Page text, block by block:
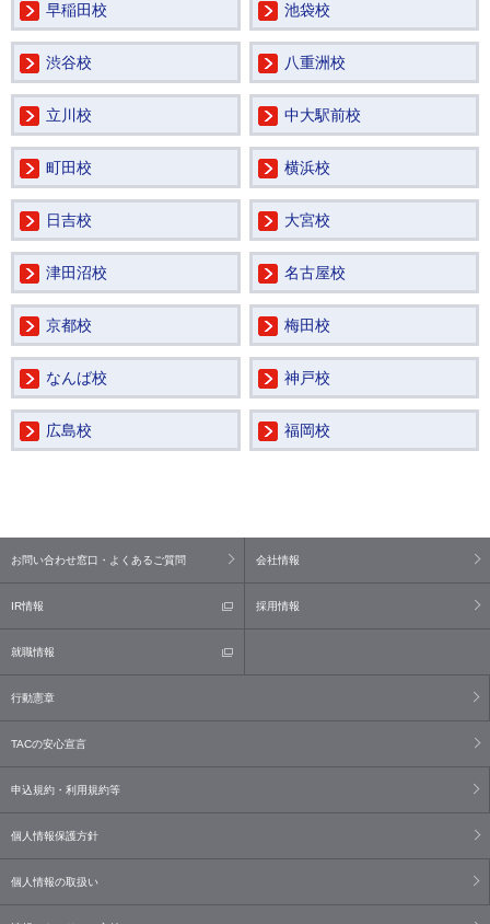
早稲田校 池袋校
渋谷校 八重洲校
立川校 中大駅前校
町田校 横浜校
日吉校 大宮校
津田沼校 名古屋校
京都校 梅田校
なんば校 神戸校
広島校 福岡校
お問い合わせ窓口・よくあるご質問 会社情報
IR情報 採用情報
就職情報
行動憲章
TACの安心宣言
申込規約・利用規約等
個人情報保護方針
個人情報の取扱い